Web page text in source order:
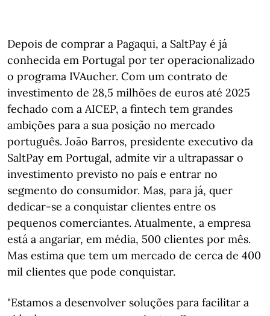
Depois de comprar a Pagaqui, a SaltPay é já
conhecida em Portugal por ter operacionalizado
o programa IVAucher. Com um contrato de
investimento de 28,5 milhões de euros até 2025
fechado com a AICEP, a fintech tem grandes
ambições para a sua posição no mercado
português. João Barros, presidente executivo da
SaltPay em Portugal, admite vir a ultrapassar o
investimento previsto no país e entrar no
segmento do consumidor. Mas, para já, quer
dedicar-se a conquistar clientes entre os
pequenos comerciantes. Atualmente, a empresa
está a angariar, em média, 500 clientes por mês.
Mas estima que tem um mercado de cerca de 400
mil clientes que pode conquistar.
"Estamos a desenvolver soluções para facilitar a